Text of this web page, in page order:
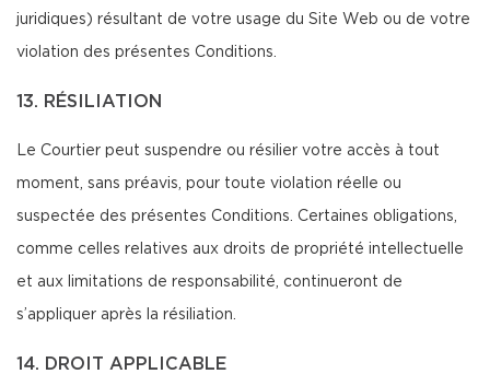
juridiques) résultant de votre usage du Site Web ou de votre
violation des présentes Conditions.
13. RÉSILIATION
Le Courtier peut suspendre ou résilier votre accès à tout
moment, sans préavis, pour toute violation réelle ou
suspectée des présentes Conditions. Certaines obligations,
comme celles relatives aux droits de propriété intellectuelle
et aux limitations de responsabilité, continueront de
s’appliquer après la résiliation.
14. DROIT APPLICABLE